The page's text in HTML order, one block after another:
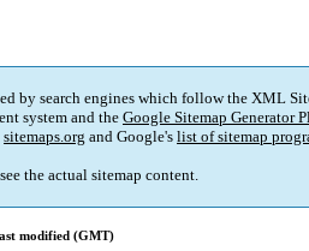
by search engines which follow the XML
system and the Google Sitemap Generator
sitemaps.org and Google's list of sitemap
the actual sitemap content.
modified (GMT)